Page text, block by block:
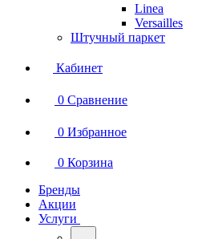
Linea
Versailles
Штучный паркет
Кабинет
0 Сравнение
0 Избранное
0 Корзина
Бренды
Акции
Услуги